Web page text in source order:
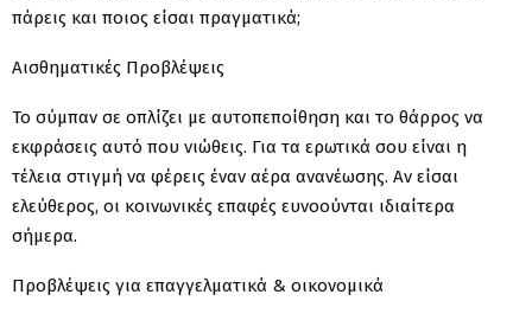
πάρεις και ποιος είσαι πραγματικά;
Αισθηματικές Προβλέψεις
Το σύμπαν σε οπλίζει με αυτοπεποίθηση και το θάρρος να
εκφράσεις αυτό που νιώθεις. Για τα ερωτικά σου είναι η
τέλεια στιγμή να φέρεις έναν αέρα ανανέωσης. Αν είσαι
ελεύθερος, οι κοινωνικές επαφές ευνοούνται ιδιαίτερα
σήμερα.
Προβλέψεις για επαγγελματικά & οικονομικά